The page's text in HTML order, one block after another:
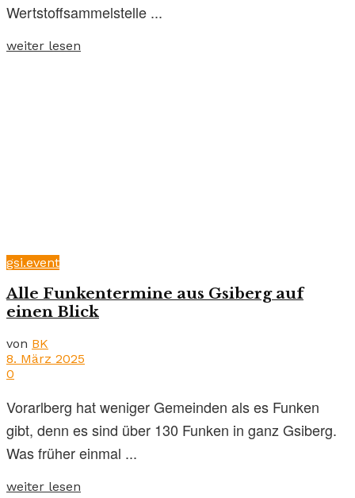
Wertstoffsammelstelle ...
weiter lesen
gsi.event
Alle Funkentermine aus Gsiberg auf
einen Blick
von BK
8. März 2025
0
Vorarlberg hat weniger Gemeinden als es Funken
gibt, denn es sind über 130 Funken in ganz Gsiberg.
Was früher einmal ...
weiter lesen